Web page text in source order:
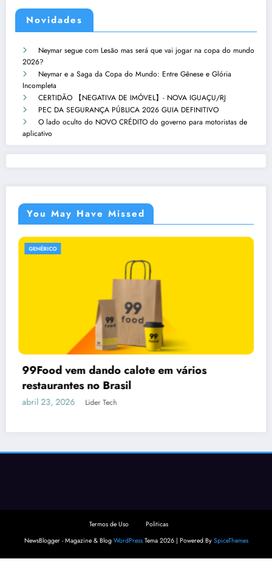
Novidades
Neymar segue com Lesão mas será que vai jogar na copa do mundo
2026?
Neymar e a Saga da Copa do Mundo: Entre Gênese e Glória
Incompleta
CERTIDÃO 【NEGATIVA DE IMÓVEL】- NOVA IGUAÇU/RJ
PEC DA SEGURANÇA PÚBLICA 2026 GUIA DEFINITIVO
O lado oculto do NOVO CRÉDITO do governo para motoristas de
aplicativo
You May Have Missed
março 3, 2026 Lider Tech